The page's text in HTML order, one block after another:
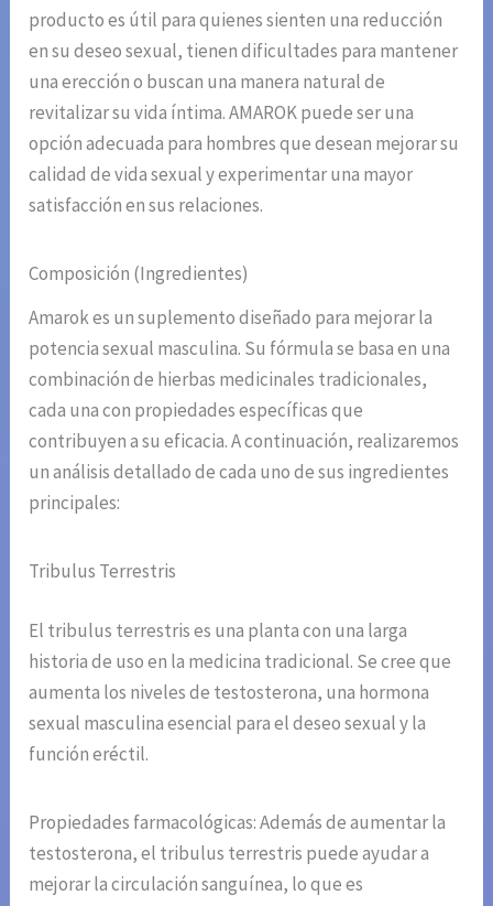
producto es útil para quienes sienten una reducción
en su deseo sexual, tienen dificultades para mantener
una erección o buscan una manera natural de
revitalizar su vida íntima. AMAROK puede ser una
opción adecuada para hombres que desean mejorar su
calidad de vida sexual y experimentar una mayor
satisfacción en sus relaciones.
Composición (Ingredientes)
Amarok es un suplemento diseñado para mejorar la
potencia sexual masculina. Su fórmula se basa en una
combinación de hierbas medicinales tradicionales,
cada una con propiedades específicas que
contribuyen a su eficacia. A continuación, realizaremos
un análisis detallado de cada uno de sus ingredientes
principales:
Tribulus Terrestris
El tribulus terrestris es una planta con una larga
historia de uso en la medicina tradicional. Se cree que
aumenta los niveles de testosterona, una hormona
sexual masculina esencial para el deseo sexual y la
función eréctil.
Propiedades farmacológicas: Además de aumentar la
testosterona, el tribulus terrestris puede ayudar a
mejorar la circulación sanguínea, lo que es